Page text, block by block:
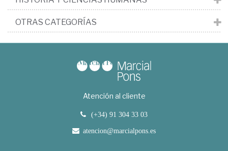
OTRAS CATEGORÍAS
Atención al cliente
(+34) 91 304 33 03
atencion@marcialpons.es